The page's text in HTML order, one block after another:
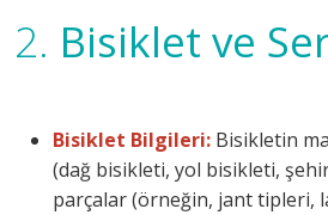
2. Bisiklet ve
Bisiklet Bilgileri: Bisikletin
(dağ bisikleti, yol bisikleti,
parçalar (örneğin, jant tipleri,